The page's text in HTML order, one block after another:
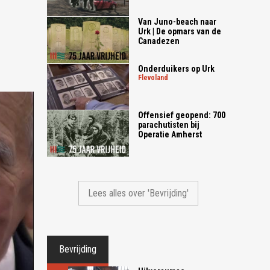
Van Juno-beach naar
Urk | De opmars van de
Canadezen
Onderduikers op Urk
flevoland
Offensief geopend: 700
parachutisten bij
Operatie Amherst
Lees alles over 'Bevrijding'
Bevrijding